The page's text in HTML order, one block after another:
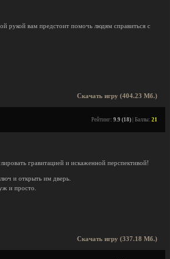
рукой вам предстоит помочь людям справиться с
Скачать игру (404.23 Мб.)
Рейтинг: 9.9 (18) | Баллы: 21
гравитацией и искаженной перспективой!
и открыть им дверь.
и просто.
Скачать игру (337.18 Мб.)